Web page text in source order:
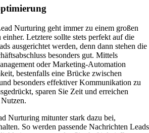
Nurturing geht immer zu einem großen
Letztere sollte stets perfekt auf die
ausgerichtet werden, denn dann stehen die
besonders gut. Mittels
oder Marketing-Automation
bestenfalls eine Brücke zwischen
besonders effektiver Kommunikation zu
sparen Sie Zeit und erreichen
Nurturing mitunter stark dazu bei,
So werden passende Nachrichten Leads